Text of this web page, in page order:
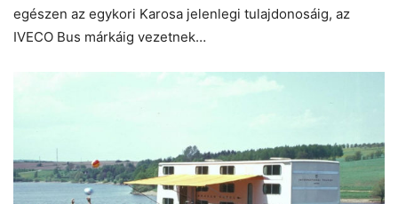
egészen az egykori Karosa jelenlegi tulajdonosáig, az
IVECO Bus márkáig vezetnek…